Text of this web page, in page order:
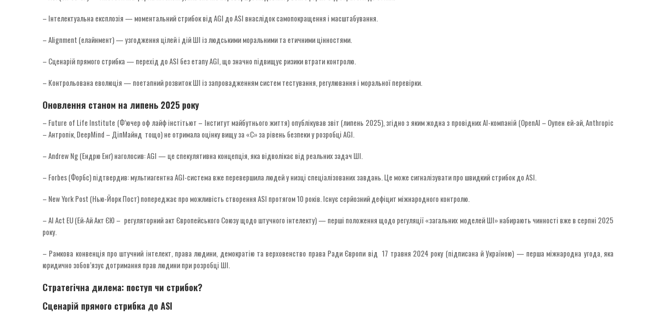
– Інтелектуальна експлозія — моментальний стрибок від AGI до ASI внаслідок самопокращення і масштабування.
– Alignment (елайнмент) — узгодження цілей і дій ШІ із людськими моральними та етичними цінностями.
– Сценарій прямого стрибка — перехід до ASI без етапу AGI, що значно підвищує ризики втрати контролю.
– Контрольована еволюція — поетапний розвиток ШІ із запровадженням систем тестування, регулювання і моральної перевірки.
Оновлення станом на липень 2025 року
– Future of Life Institute (Ф’ючер оф лайф інстітьют – Інститут майбутнього життя) опублікував звіт (липень 2025), згідно з яким жодна з провідних AI-компаній (OpenAI – Оупен ей-ай, Anthropic
– Антропік, DeepMind – ДіпМайнд тощо) не отримала оцінку вищу за «C» за рівень безпеки у розробці AGI.
– Andrew Ng (Ендрю Енґ) наголосив: AGI — це спекулятивна концепція, яка відволікає від реальних задач ШІ.
– Forbes (Форбс) підтвердив: мультиагентна AGI-система вже перевершила людей у низці спеціалізованих завдань. Це може сигналізувати про швидкий стрибок до ASI.
– New York Post (Нью-Йорк Пост) попереджає про можливість створення ASI протягом 10 років. Існує серйозний дефіцит міжнародного контролю.
– AI Act EU (Ей‑Ай Акт ЄЮ – регуляторний акт Європейського Союзу щодо штучного інтелекту) — перші положення щодо регуляції «загальних моделей ШІ» набирають чинності вже в серпні 2025
року.
– Рамкова конвенція про штучний інтелект, права людини, демократію та верховенство права Ради Європи від 17 травня 2024 року (підписана й Україною) — перша міжнародна угода, яка
юридично зобов’язує дотримання прав людини при розробці ШІ.
Стратегічна дилема: поступ чи стрибок?
Сценарій прямого стрибка до ASI